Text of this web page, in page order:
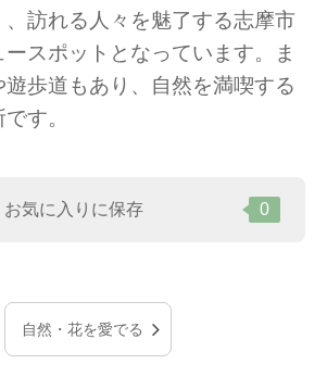
訪れる人々を魅了する志摩市
スポットとなっています。ま
歩道もあり、自然を満喫する
す。
お気に入りに保存 0
自然・花を愛でる